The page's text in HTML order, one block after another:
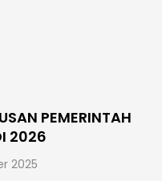
PEMERINTAH
2026
2025